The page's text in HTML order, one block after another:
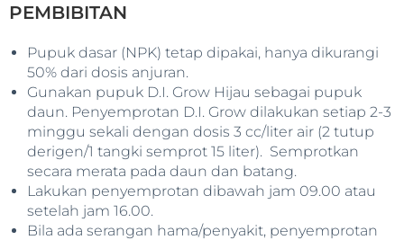
PEMBIBITAN
Pupuk dasar (NPK) tetap dipakai, hanya dikurangi
50% dari dosis anjuran.
Gunakan pupuk D.I. Grow Hijau sebagai pupuk
daun. Penyemprotan D.I. Grow dilakukan setiap 2-3
minggu sekali dengan dosis 3 cc/liter air (2 tutup
derigen/1 tangki semprot 15 liter). Semprotkan
secara merata pada daun dan batang.
Lakukan penyemprotan dibawah jam 09.00 atau
setelah jam 16.00.
Bila ada serangan hama/penyakit, penyemprotan